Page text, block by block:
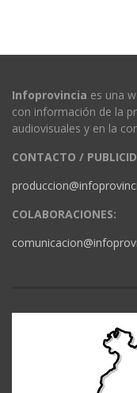
Infoprovincia es una
con información de la
audiovisuales y en la
CONTACTO /
COLABORACIONES: